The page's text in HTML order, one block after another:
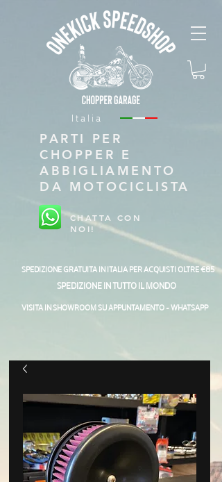
Italia
PARTI PER
CHOPPER E
ABBIGLIAMENTO
DA MOTOCICLISTA
CHATTA CON
NOI!
SPEDIZIONE GRATUITA IN ITALIA PER ACQUISTI OLTRE €85
SPEDIZIONE IN TUTTO IL MONDO
VISITA IN SHOWROOM SU APPUNTAMENTO - WHATSAPP